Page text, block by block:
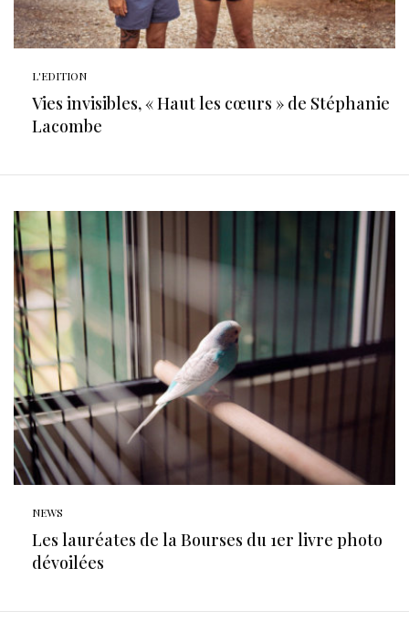
L'EDITION
Vies invisibles, « Haut les cœurs » de Stéphanie
Lacombe
NEWS
Les lauréates de la Bourses du 1er livre photo
dévoilées